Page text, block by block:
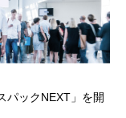
パックNEXT」を開